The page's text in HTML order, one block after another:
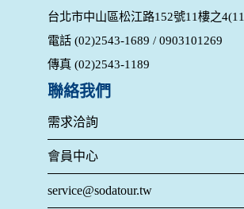
人之資料。
除非取得您的同意或其他法令之特別規定，
的個人資料揭露予第三人或使用於蒐集目的
在您於本網站註冊帳號、使用本網站相關產
贈獎時，本網站會收集您的個人識別資料，
業夥伴處取得個人資料。
身份證字號、電子郵件、出生日期、性別、
當您註冊成功，並登入使用我們的服務後，
料。註冊時，本網站取得您的姓名、電話、
成功，並登入使用我們的服務後，本網站即
其他除了上述，會保留您在上網瀏覽或查詢
台北市中山區松江路152號11樓之
電話 (02)2543-1689 / 0903101269
傳真 (02)2543-1189
聯絡我們
需求洽詢
會員中心
service@sodatour.tw